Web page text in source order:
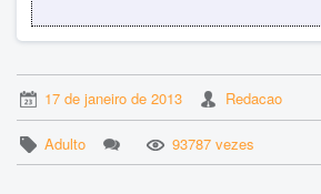
17 de janeiro de 2013 Redacao
Adulto 93787 vezes